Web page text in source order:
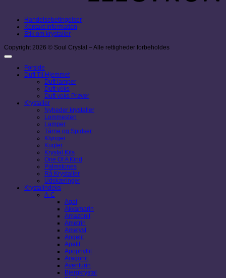
Handelsebetingelser
Kontakt information
Etik om krystaller
Copyright 2026 © Soul Crystal – Alle rettigheder forbeholdes
Forside
Duft Til Hjemmet
Duft lamper
Duft voks
Duft voks Prøver
Krystaller
Nyheder krystaller
Lommesten
Lamper
Tårne og Spidser
Klynger
Kugler
Krystal Kits
One Of A Kind
Palmstones
Rå Krystaller
Udskæringer
Krystalindeks
A-C
Agat
Akvamarin
Amazonit
Ametrin
Ametyst
Angelit
Apatit
Apophyllit
Aragonit
Aventurin
Bjergkrystal